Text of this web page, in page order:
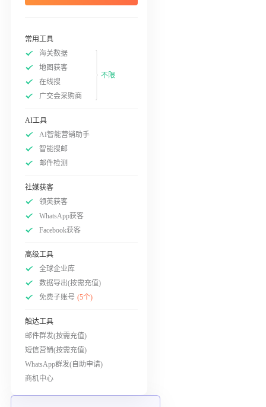
常用工具
海关数据
地图获客
在线搜
广交会采购商
不限
AI工具
AI智能营销助手
智能搜邮
邮件检测
社媒获客
领英获客
WhatsApp获客
Facebook获客
高级工具
全球企业库
数据导出(按需充值)
免费子账号 (5个)
触达工具
邮件群发(按需充值)
短信营销(按需充值)
WhatsApp群发(自助申请)
商机中心